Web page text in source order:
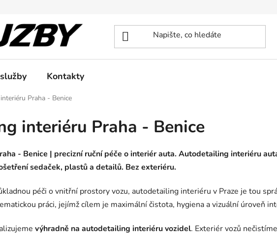
Kontakty
Praha - Benice
interiéru Praha - Benice
- Benice | precizní ruční péče o interiér auta. Autodetailing interiéru
sedaček, plastů a detailů. Bez exteriéru.
péči o vnitřní prostory vozu, autodetailing interiéru v Praze je tou
práci, jejímž cílem je maximální čistota, hygiena a vizuální úroveň
výhradně na autodetailing interiéru vozidel. Exteriér vozů